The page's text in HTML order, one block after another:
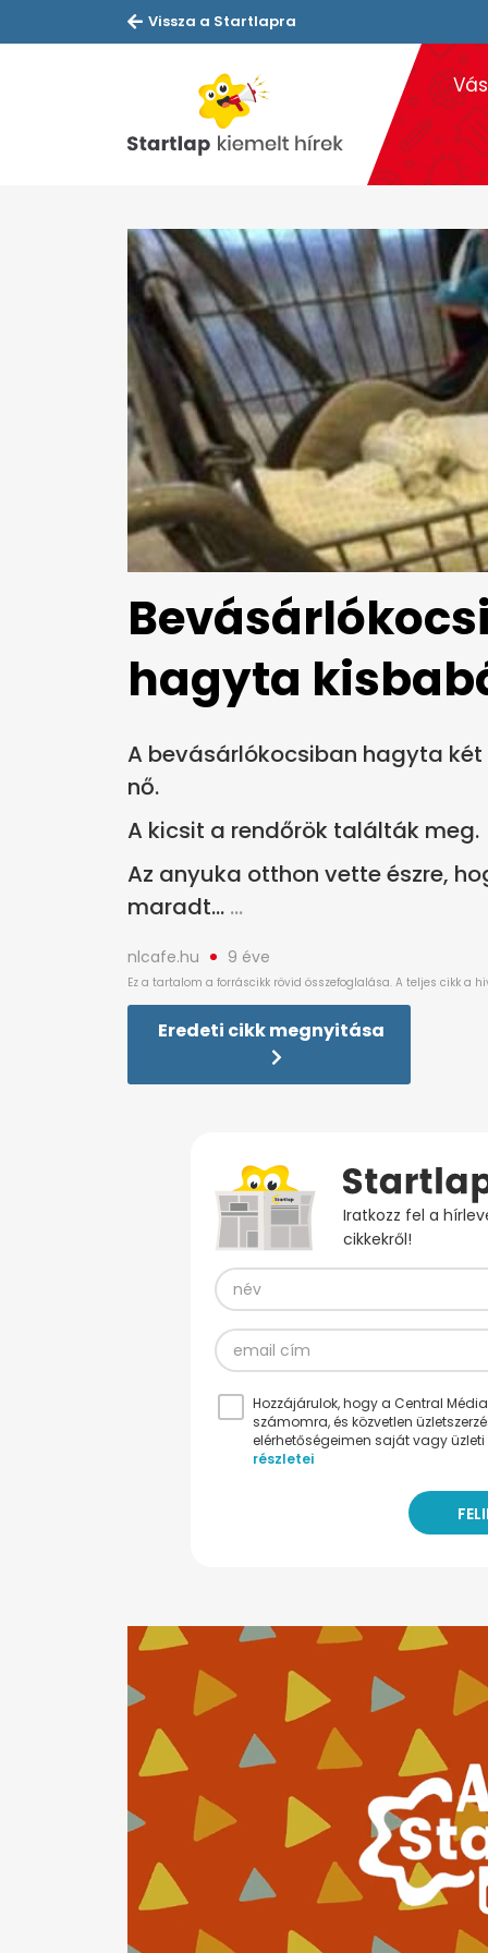
Vissza a Startlapra
hagyta
A bevásárlókocsiban hagyta
nő.
A kicsit a rendőrök találták meg.
Az anyuka otthon vette észre,
maradt...
nlcafe.hu 9 éve
Eredeti cikk megnyitása
Iratkozz fel a
cikkekről!
Hozzájárulok, hogy a Central
számomra, és közvetlen
elérhetőségeimen saját vagy
részletei